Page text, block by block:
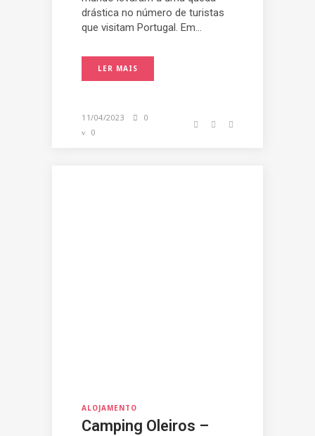
drástica no número de turistas
que visitam Portugal. Em...
LER MAIS
11/04/2023
0
0
ALOJAMENTO
Camping Oleiros –